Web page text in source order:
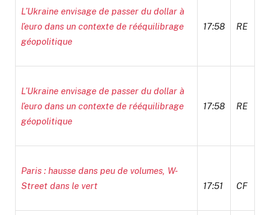
L’Ukraine envisage de passer du dollar à
l’euro dans un contexte de rééquilibrage
géopolitique
17:58 RE
L’Ukraine envisage de passer du dollar à
l’euro dans un contexte de rééquilibrage
géopolitique
17:58 RE
Paris : hausse dans peu de volumes, W-
Street dans le vert
17:51 CF